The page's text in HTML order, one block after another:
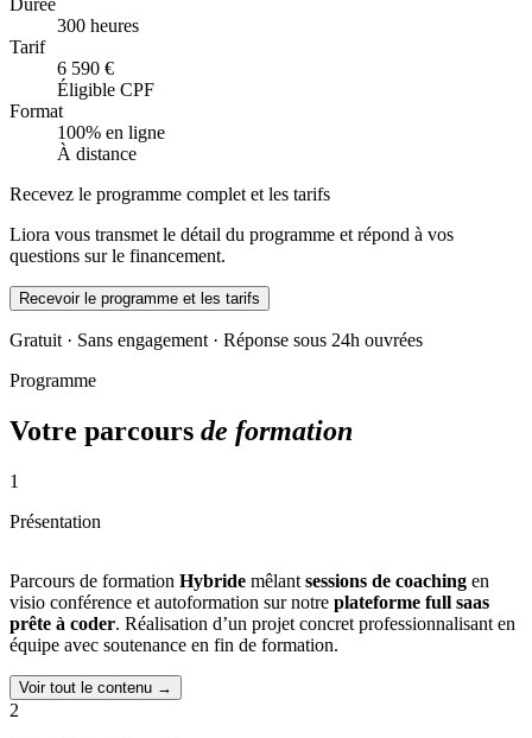
300 heures
Tarif
6 590 €
Éligible CPF
Format
100% en ligne
À distance
Recevez le programme complet et les tarifs
Liora vous transmet le détail du programme et répond à vos
questions sur le financement.
Recevoir le programme et les tarifs
Gratuit · Sans engagement · Réponse sous 24h ouvrées
Programme
Votre parcours de formation
1
Présentation
Parcours de formation Hybride mêlant sessions de coaching en
visio conférence et autoformation sur notre plateforme full saas
prête à coder. Réalisation d’un projet concret professionnalisant en
équipe avec soutenance en fin de formation.
Voir tout le contenu →
2